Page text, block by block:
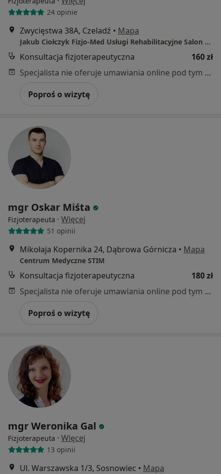
24 opinie
Zwycięstwa 38A, Czeladź • Mapa
Jakub Ciołczyk Fizjo-Med Usługi Rehabilitacyjne Salon Medyczny
Konsultacja fizjoterapeutyczna
160 zł
Specjalista nie oferuje umawiania online pod tym adresem.
Poproś o wizytę
mgr Oskar Miśta
Fizjoterapeuta · Więcej
51 opinii
Mikołaja Kopernika 24, Dąbrowa Górnicza • Mapa
Centrum Medyczne STIM
Konsultacja fizjoterapeutyczna
180 zł
Specjalista nie oferuje umawiania online pod tym adresem.
Poproś o wizytę
mgr Weronika Gal
Fizjoterapeuta · Więcej
13 opinii
Ul. Warszawska 1/3, Sosnowiec • Mapa